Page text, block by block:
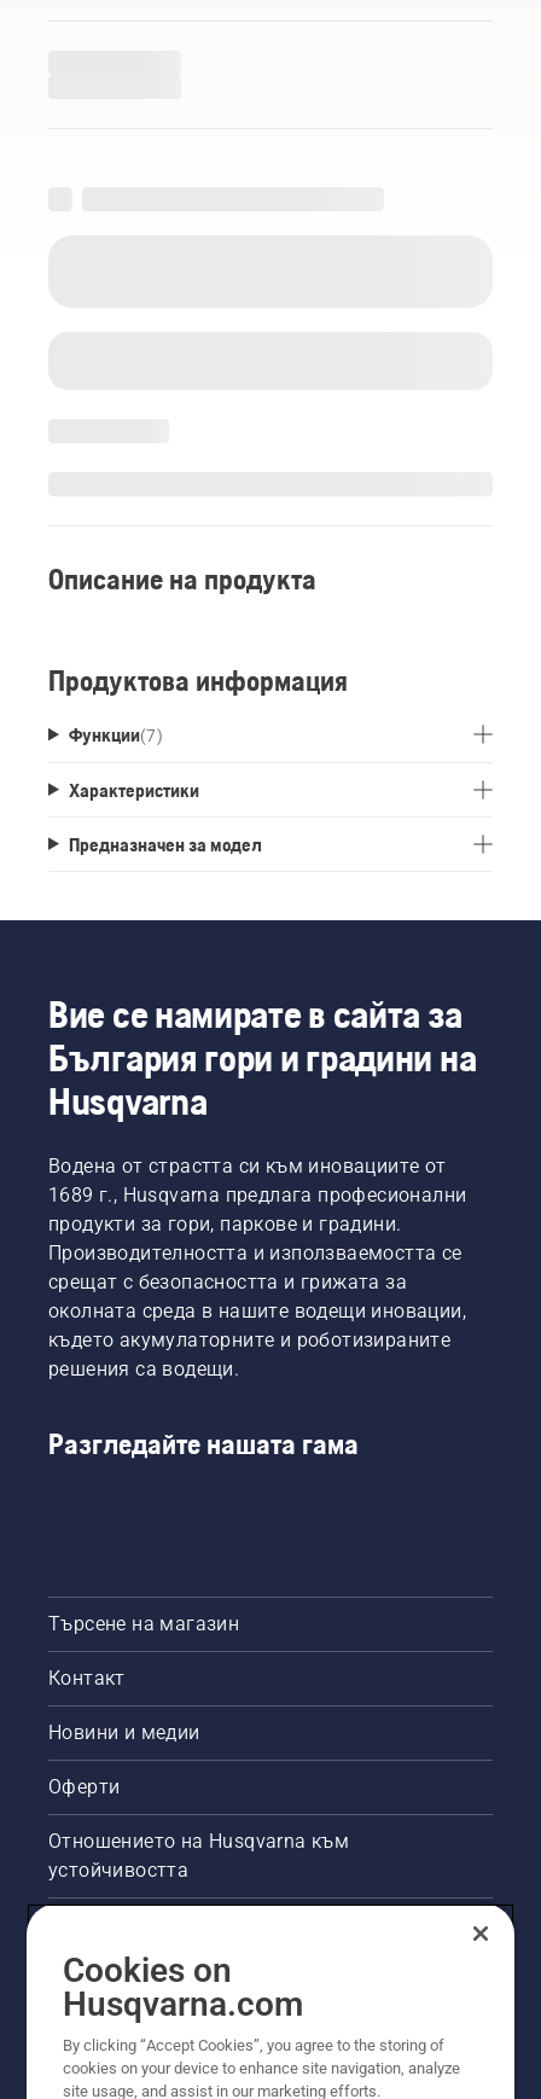
Описание на продукта
Продуктова информация
Функции(7)
Характеристики
Предназначен за модел
Вие се намирате в сайта за
България гори и градини на
Husqvarna
Водена от страстта си към иновациите от
1689 г., Husqvarna предлага професионални
продукти за гори, паркове и градини.
Производителността и използваемостта се
срещат с безопасността и грижата за
околната среда в нашите водещи иновации,
където акумулаторните и роботизираните
решения са водещи.
Разгледайте нашата гама
Търсене на магазин
Контакт
Новини и медии
Оферти
Отношението на Husqvarna към
устойчивостта
Други сайтове на Husqvarna
Cookies on
Husqvarna.com
By clicking “Accept Cookies”, you agree to the storing of
cookies on your device to enhance site navigation, analyze
site usage, and assist in our marketing efforts.